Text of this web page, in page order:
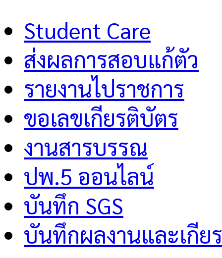
Student Care
ส่งผลการสอบแก้ตัว
รายงานไปราชการ
ขอเลขเกียรติบัตร
งานสารบรรณ
ปพ.5 ออนไลน์
บันทึก SGS
บันทึกผลงานและเกีย